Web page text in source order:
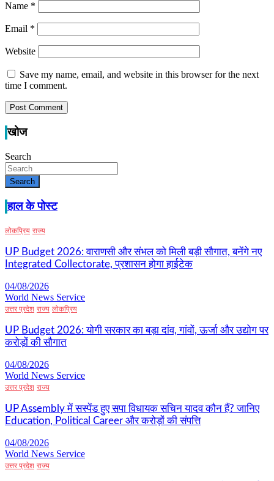
Name *
Email *
Website
Save my name, email, and website in this browser for the next
time I comment.
खोज
Search
Search
हाल के पोस्ट
लोकप्रिय राज्य
UP Budget 2026: वाराणसी और संभल को मिली बड़ी सौगात, बनेंगे नए
Integrated Collectorate, प्रशासन होगा हाईटेक
04/08/2026
World News Service
उत्तर प्रदेश राज्य लोकप्रिय
UP Budget 2026: योगी सरकार का बड़ा दांव, गांवों, ऊर्जा और उद्योग पर
करोड़ों की सौगात
04/08/2026
World News Service
उत्तर प्रदेश राज्य
UP Assembly में सस्पेंड हुए सपा विधायक सचिन यादव कौन हैं? जानिए
Education, Political Career और करोड़ों की संपत्ति
04/08/2026
World News Service
उत्तर प्रदेश राज्य